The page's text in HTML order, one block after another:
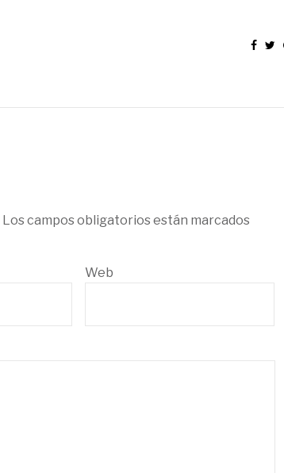
Los campos obligatorios están marcados
Web